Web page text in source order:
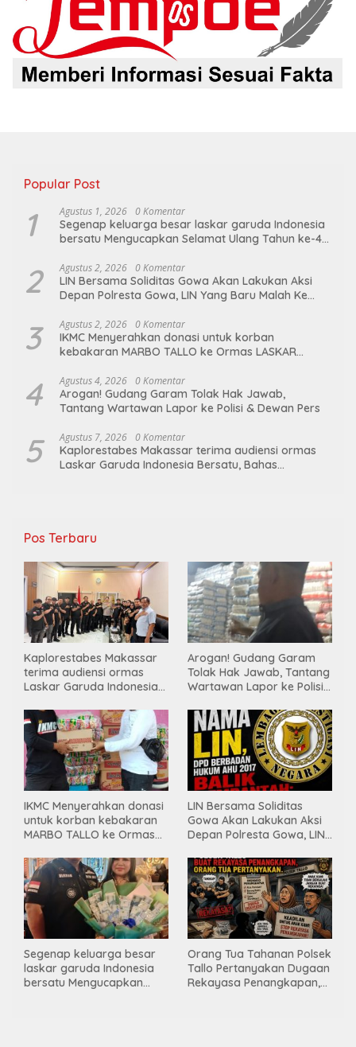
Popular Post
1 Agustus 1, 2026 0 Komentar
Segenap keluarga besar laskar garuda Indonesia
bersatu Mengucapkan Selamat Ulang Tahun ke-44
2 Agustus 2, 2026 0 Komentar
LIN Bersama Soliditas Gowa Akan Lakukan Aksi
Depan Polresta Gowa, LIN Yang Baru Malah Ke
3 Agustus 2, 2026 0 Komentar
IKMC Menyerahkan donasi untuk korban
kebakaran MARBO TALLO ke Ormas LASKAR
4 Agustus 4, 2026 0 Komentar
Arogan! Gudang Garam Tolak Hak Jawab,
Tantang Wartawan Lapor ke Polisi & Dewan Pers
5 Agustus 7, 2026 0 Komentar
Kaplorestabes Makassar terima audiensi ormas
Laskar Garuda Indonesia Bersatu, Bahas
Pos Terbaru
Kaplorestabes Makassar
terima audiensi ormas
Laskar Garuda Indonesia
hingga kegiatan sosial.
Arogan! Gudang Garam
Tolak Hak Jawab, Tantang
Wartawan Lapor ke Polisi
IKMC Menyerahkan donasi
untuk korban kebakaran
MARBO TALLO ke Ormas
INDONESIA BERSATU
LIN Bersama Soliditas
Gowa Akan Lakukan Aksi
Depan Polresta Gowa, LIN
Ge’eran Nama
Lembaganya Di Catut
Segenap keluarga besar
laskar garuda Indonesia
bersatu Mengucapkan
Orang Tua Tahanan Polsek
Tallo Pertanyakan Dugaan
Rekayasa Penangkapan,